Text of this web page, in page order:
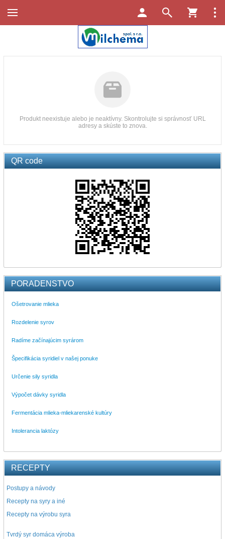
PORADENSTVO
Ošetrovanie mlieka
Rozdelenie syrov
Radíme začínajúcim syrárom
Špecifikácia syridiel v našej ponuke
Určenie sily syridla
Výpočet dávky syridla
Fermentácia mlieka-mliekarenské kultúry
Intolerancia laktózy
RECEPTY
Postupy a návody
Recepty na syry a iné
Recepty na výrobu syra
Tvrdý syr domáca výroba
Produkt neexistuje alebo je neaktívny. Skontrolujte si správnosť URL
adresy a skúste to znova.
QR code